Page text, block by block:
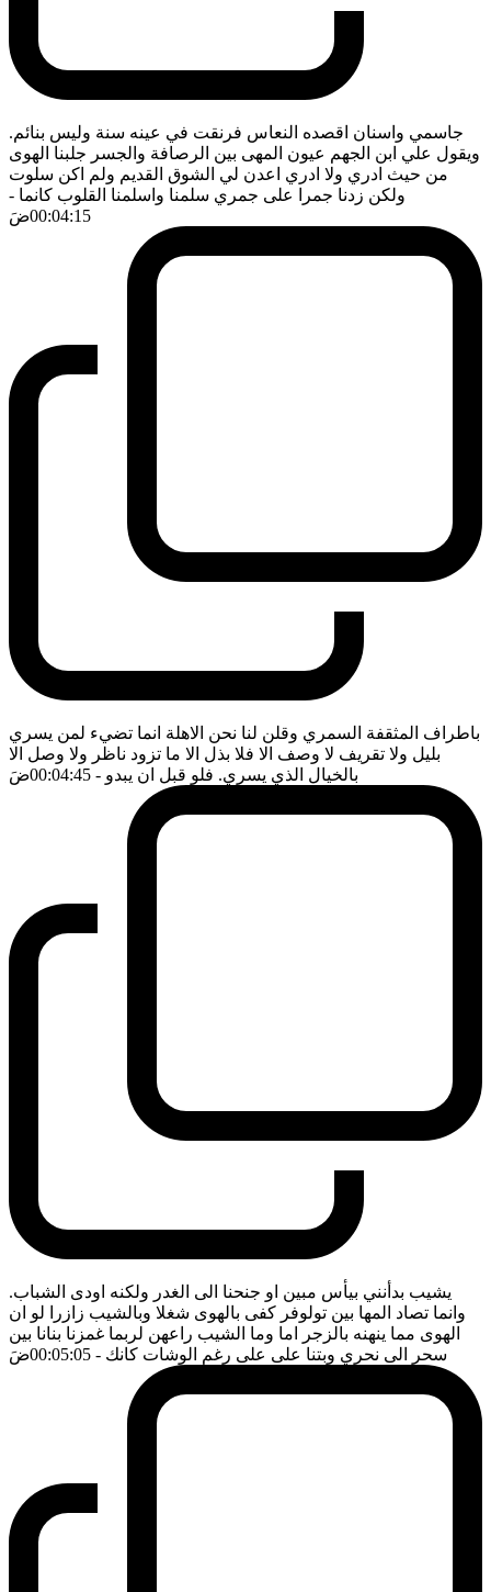
جاسمي واسنان اقصده النعاس فرنقت في عينه سنة وليس بنائم.
ويقول علي ابن الجهم عيون المهى بين الرصافة والجسر جلبنا الهوى
من حيث ادري ولا ادري اعدن لي الشوق القديم ولم اكن سلوت
ولكن زدنا جمرا على جمري سلمنا واسلمنا القلوب كانما -
00:04:15ضَ
باطراف المثقفة السمري وقلن لنا نحن الاهلة انما تضيء لمن يسري
بليل ولا تقريف لا وصف الا فلا بذل الا ما تزود ناظر ولا وصل الا
بالخيال الذي يسري. فلو قبل ان يبدو - 00:04:45 ضَ
يشيب بدأنني بيأس مبين او جنحنا الى الغدر ولكنه اودى الشباب.
وانما تصاد المها بين تولوفر كفى بالهوى شغلا وبالشيب زازرا لو ان
الهوى مما ينهنه بالزجر اما وما الشيب راعهن لربما غمزنا بنانا بين
سحر الى نحري وبتنا على على رغم الوشات كانك - 00:05:05 ضَ